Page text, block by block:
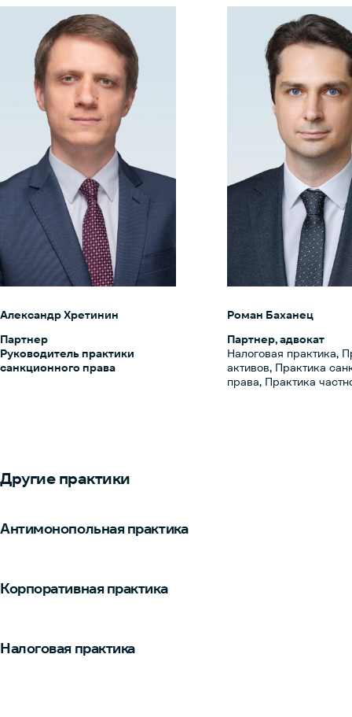
Александр Хретинин
Партнер
Руководитель практики
санкционного права
Роман Баханец
Партнер, адвокат
Налоговая практика,
активов, Практика
права, Практика
Другие практики
Антимонопольная практика
Корпоративная практика
Налоговая практика